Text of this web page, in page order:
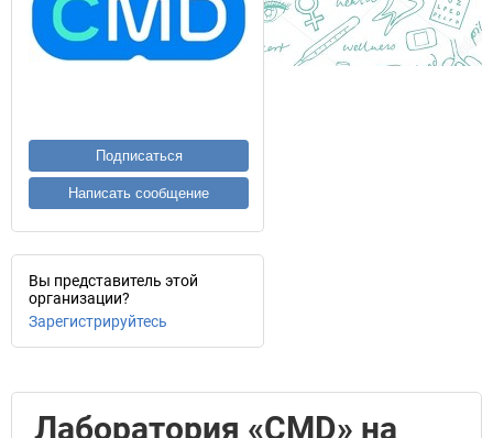
Подписаться
Написать сообщение
Вы представитель этой
организации?
Зарегистрируйтесь
Лаборатория «CMD» на